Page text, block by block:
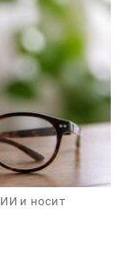
и носит